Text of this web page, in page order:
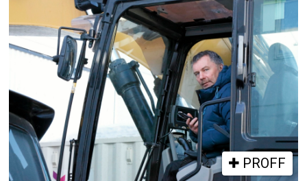
PROFF